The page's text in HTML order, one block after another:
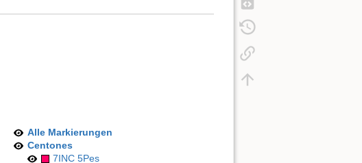
Alle Markierungen
Centones
7INC 5Pes